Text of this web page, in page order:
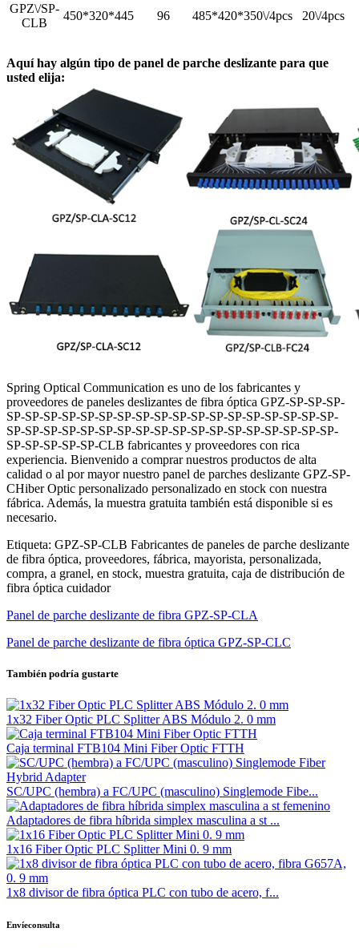
GPZ\/SP-
CLB
450*320*445 96 485*420*350\/4pcs 20\/4pcs
Aquí hay algún tipo de panel de parche deslizante para que
usted elija:
Spring Optical Communication es uno de los fabricantes y
proveedores de paneles deslizantes de fibra óptica GPZ-SP-SP-SP-
SP-SP-SP-SP-SP-SP-SP-SP-SP-SP-SP-SP-SP-SP-SP-SP-SP-SP-
SP-SP-SP-SP-SP-SP-SP-SP-SP-SP-SP-SP-SP-SP-SP-SP-SP-SP-
SP-SP-SP-SP-SP-CLB fabricantes y proveedores con rica
experiencia. Bienvenido a comprar nuestros productos de alta
calidad o al por mayor nuestro panel de parches deslizante GPZ-SP-
CHiber Optic personalizado personalizado en stock con nuestra
fábrica. Además, la muestra gratuita también está disponible si es
necesario.
Etiqueta: GPZ-SP-CLB Fabricantes de paneles de parche deslizante
de fibra óptica, proveedores, fábrica, mayorista, personalizada,
compra, a granel, en stock, muestra gratuita, caja de distribución de
fibra óptica cuidador
Panel de parche deslizante de fibra GPZ-SP-CLA
Panel de parche deslizante de fibra óptica GPZ-SP-CLC
También podría gustarte
1x32 Fiber Optic PLC Splitter ABS Módulo 2. 0 mm
Caja terminal FTB104 Mini Fiber Optic FTTH
SC/UPC (hembra) a FC/UPC (masculino) Singlemode Fibe...
Adaptadores de fibra híbrida simplex masculina a st ...
1x16 Fiber Optic PLC Splitter Mini 0. 9 mm
1x8 divisor de fibra óptica PLC con tubo de acero, f...
Envíeconsulta